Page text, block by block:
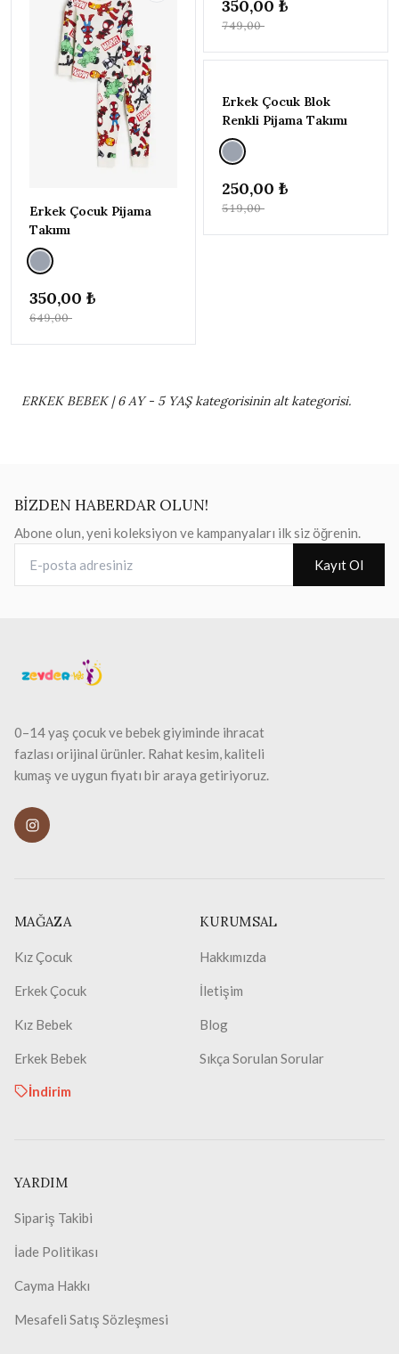
Erkek Çocuk Pijama
Takımı
350,00 ₺
649,00 ₺
350,00 ₺
749,00 ₺
-%52
Erkek Çocuk Blok
Renkli Pijama Takımı
250,00 ₺
519,00 ₺
ERKEK BEBEK | 6 AY - 5 YAŞ kategorisinin alt kategorisi.
BİZDEN HABERDAR OLUN!
Abone olun, yeni koleksiyon ve kampanyaları ilk siz öğrenin.
Kayıt Ol
0–14 yaş çocuk ve bebek giyiminde ihracat
fazlası orijinal ürünler. Rahat kesim, kaliteli
kumaş ve uygun fiyatı bir araya getiriyoruz.
MAĞAZA
Kız Çocuk
Erkek Çocuk
Kız Bebek
Erkek Bebek
İndirim
KURUMSAL
Hakkımızda
İletişim
Blog
Sıkça Sorulan Sorular
YARDIM
Sipariş Takibi
İade Politikası
Cayma Hakkı
Mesafeli Satış Sözleşmesi